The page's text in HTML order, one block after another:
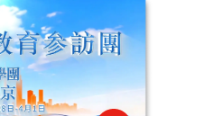
體，緊貼最新資訊！